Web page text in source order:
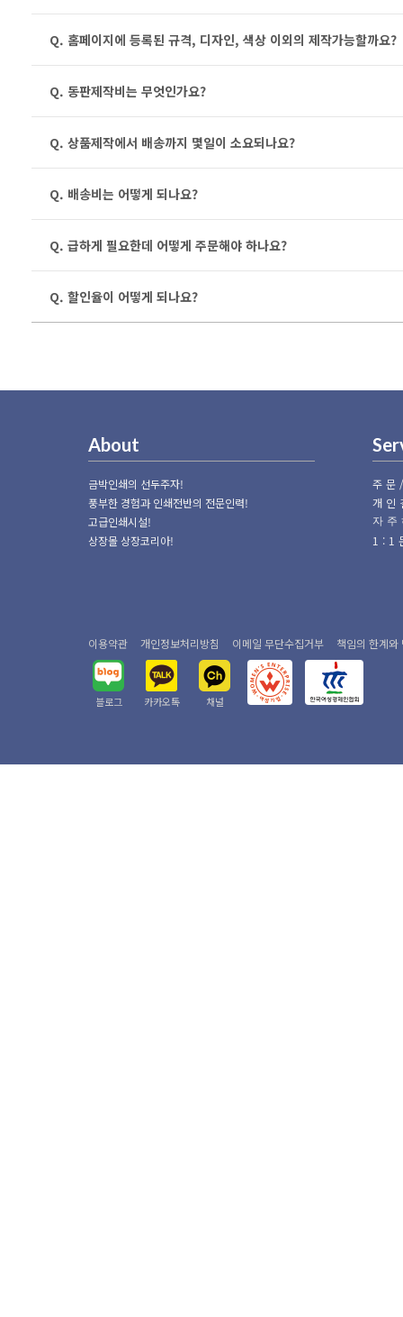
Q. 홈페이지에 등록된 규격, 디자인, 색상 이외의 제작가능할까요?
Q. 동판제작비는 무엇인가요?
Q. 상품제작에서 배송까지 몇일이 소요되나요?
Q. 배송비는 어떻게 되나요?
Q. 급하게 필요한데 어떻게 주문해야 하나요?
Q. 할인율이 어떻게 되나요?
About
금박인쇄의 선두주자!
풍부한 경험과 인쇄전반의 전문인력!
고급인쇄시설!
상장몰 상장코리아!
주
개인
자
1:1
이용약관 개인정보처리방침 이메일 무단수집거부 책임의 한계와
블로그 카카오톡 채널